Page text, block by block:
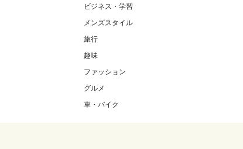
ビジネス・学習
メンズスタイル
旅行
趣味
ファッション
グルメ
車・バイク